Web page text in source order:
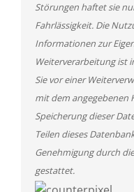
Störungen haftet sie
Fahrlässigkeit. Die
Informationen zur
Weiterverarbeitung ist
Sie vor einer
mit dem angegebenen
Speicherung dieser
Teilen dieses
Genehmigung durch
gestattet.